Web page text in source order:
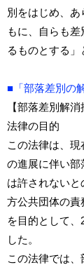
別をはじめ、あ
もに、自らも
るものとする」
■「部落差別の
【部落差別解
法律の目的
この法律は、
の進展に伴い部
は許されない
方公共団体の責
を目的として、
した。
この法律では、